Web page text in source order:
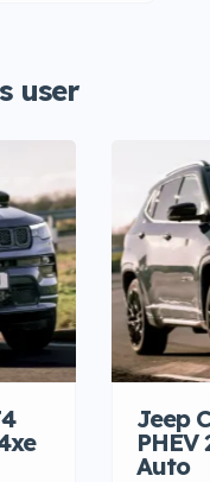
user
Jeep
Auto